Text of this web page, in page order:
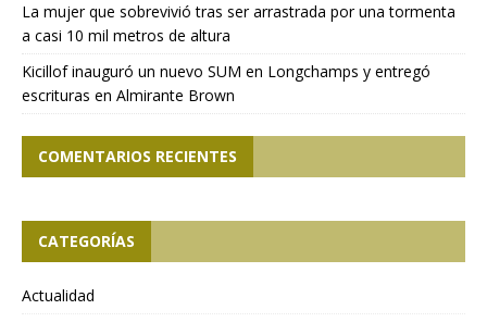
La mujer que sobrevivió tras ser arrastrada por una tormenta
a casi 10 mil metros de altura
Kicillof inauguró un nuevo SUM en Longchamps y entregó
escrituras en Almirante Brown
COMENTARIOS RECIENTES
CATEGORÍAS
Actualidad